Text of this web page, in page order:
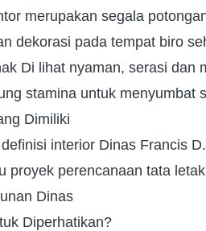
merupakan segala
dekorasi pada tempat biro
Di lihat nyaman, serasi dan
stamina untuk menyumbat
Dimiliki
interior Dinas Francis
proyek perencanaan tata
Dinas
Diperhatikan?